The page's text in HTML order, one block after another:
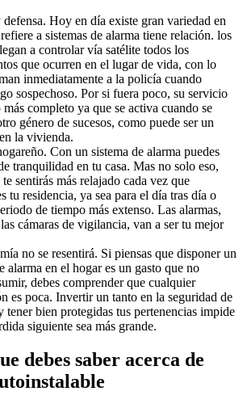
Hoy en día existe gran variedad en
a sistemas de alarma tiene relación. los
a controlar vía satélite todos los
que ocurren en el lugar de vida, con lo
inmediatamente a la policía cuando
sospechoso. Por si fuera poco, su servicio
más completo ya que se activa cuando se
género de sucesos, como puede ser un
la vivienda.
Con un sistema de alarma puedes
tranquilidad en tu casa. Mas no solo eso,
sentirás más relajado cada vez que
tu residencia, ya sea para el día tras día o
de tiempo más extenso. Las alarmas,
cámaras de vigilancia, van a ser tu mejor
no se resentirá. Si piensas que disponer un
alarma en el hogar es un gasto que no
debes comprender que cualquier
es poca. Invertir un tanto en la seguridad de
tener bien protegidas tus pertenencias impide
siguiente sea más grande.
debes saber acerca de